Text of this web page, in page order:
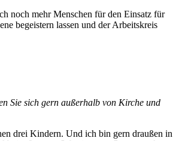
noch mehr Menschen für den Einsatz für
begeistern lassen und der Arbeitskreis
Sie sich gern außerhalb von Kirche und
drei Kindern. Und ich bin gern draußen in